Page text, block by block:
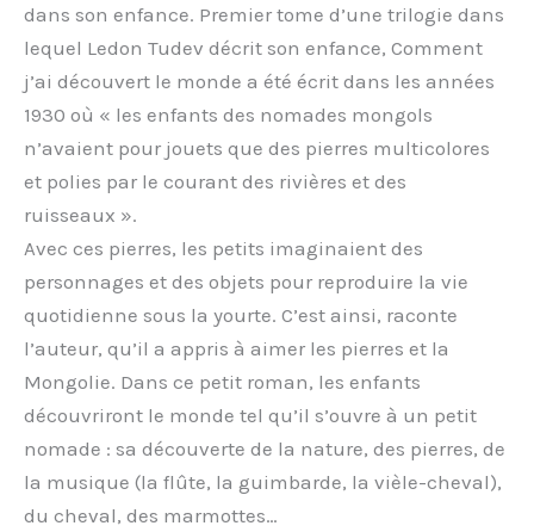
dans son enfance. Premier tome d’une trilogie dans
lequel Ledon Tudev décrit son enfance, Comment
j’ai découvert le monde a été écrit dans les années
1930 où « les enfants des nomades mongols
n’avaient pour jouets que des pierres multicolores
et polies par le courant des rivières et des
ruisseaux ».
Avec ces pierres, les petits imaginaient des
personnages et des objets pour reproduire la vie
quotidienne sous la yourte. C’est ainsi, raconte
l’auteur, qu’il a appris à aimer les pierres et la
Mongolie. Dans ce petit roman, les enfants
découvriront le monde tel qu’il s’ouvre à un petit
nomade : sa découverte de la nature, des pierres, de
la musique (la flûte, la guimbarde, la vièle-cheval),
du cheval, des marmottes…